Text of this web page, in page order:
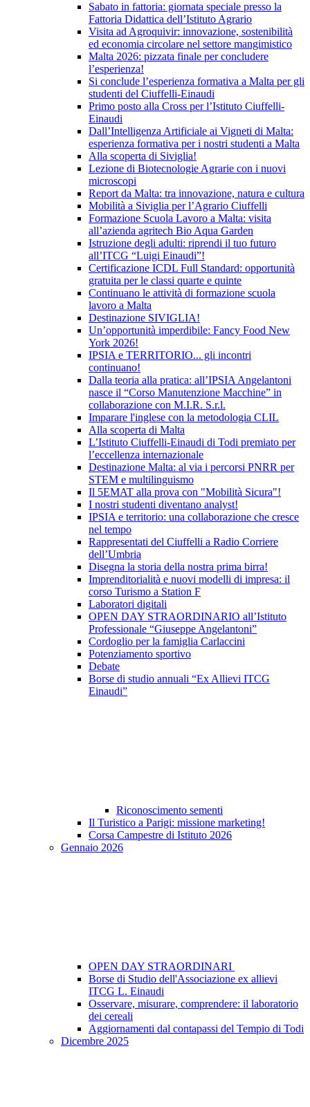
Sabato in fattoria: giornata speciale presso la
Fattoria Didattica dell’Istituto Agrario
Visita ad Agroquivir: innovazione, sostenibilità
ed economia circolare nel settore mangimistico
Malta 2026: pizzata finale per concludere
l’esperienza!
Si conclude l’esperienza formativa a Malta per gli
studenti del Ciuffelli-Einaudi
Primo posto alla Cross per l’Istituto Ciuffelli-
Einaudi
Dall’Intelligenza Artificiale ai Vigneti di Malta:
esperienza formativa per i nostri studenti a Malta
Alla scoperta di Siviglia!
Lezione di Biotecnologie Agrarie con i nuovi
microscopi
Report da Malta: tra innovazione, natura e cultura
Mobilità a Siviglia per l’Agrario Ciuffelli
Formazione Scuola Lavoro a Malta: visita
all’azienda agritech Bio Aqua Garden
Istruzione degli adulti: riprendi il tuo futuro
all’ITCG “Luigi Einaudi”!
Certificazione ICDL Full Standard: opportunità
gratuita per le classi quarte e quinte
Continuano le attività di formazione scuola
lavoro a Malta
Destinazione SIVIGLIA!
Un’opportunità imperdibile: Fancy Food New
York 2026!
IPSIA e TERRITORIO... gli incontri
continuano!
Dalla teoria alla pratica: all’IPSIA Angelantoni
nasce il “Corso Manutenzione Macchine” in
collaborazione con M.I.R. S.r.l.
Imparare l'inglese con la metodologia CLIL
Alla scoperta di Malta
L’Istituto Ciuffelli-Einaudi di Todi premiato per
l’eccellenza internazionale
Destinazione Malta: al via i percorsi PNRR per
STEM e multilinguismo
Il 5EMAT alla prova con "Mobilità Sicura"!
I nostri studenti diventano analyst!
IPSIA e territorio: una collaborazione che cresce
nel tempo
Rappresentati del Ciuffelli a Radio Corriere
dell’Umbria
Disegna la storia della nostra prima birra!
Imprenditorialità e nuovi modelli di impresa: il
corso Turismo a Station F
Laboratori digitali
OPEN DAY STRAORDINARIO all’Istituto
Professionale “Giuseppe Angelantoni”
Cordoglio per la famiglia Carlaccini
Potenziamento sportivo
Debate
Borse di studio annuali “Ex Allievi ITCG
Einaudi”
Riconoscimento sementi
Il Turistico a Parigi: missione marketing!
Corsa Campestre di Istituto 2026
Gennaio 2026
OPEN DAY STRAORDINARI
Borse di Studio dell'Associazione ex allievi
ITCG L. Einaudi
Osservare, misurare, comprendere: il laboratorio
dei cereali
Aggiornamenti dal contapassi del Tempio di Todi
Dicembre 2025